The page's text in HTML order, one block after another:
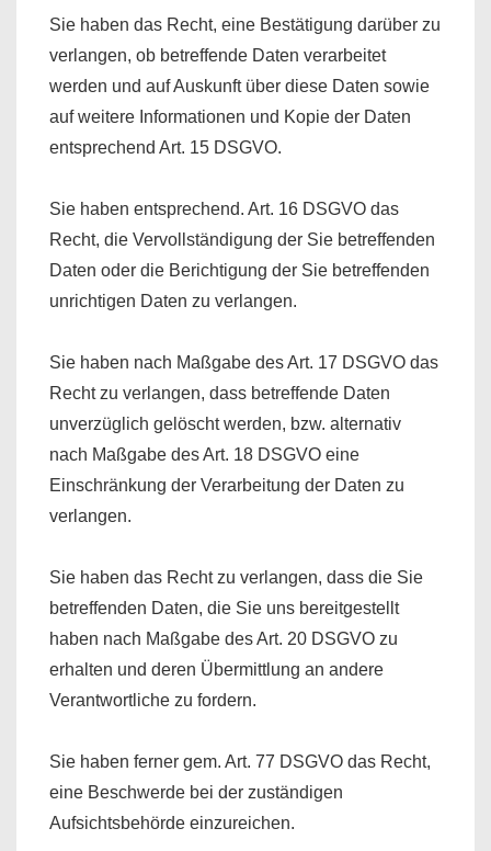
Sie haben das Recht, eine Bestätigung darüber zu
verlangen, ob betreffende Daten verarbeitet
werden und auf Auskunft über diese Daten sowie
auf weitere Informationen und Kopie der Daten
entsprechend Art. 15 DSGVO.
Sie haben entsprechend. Art. 16 DSGVO das
Recht, die Vervollständigung der Sie betreffenden
Daten oder die Berichtigung der Sie betreffenden
unrichtigen Daten zu verlangen.
Sie haben nach Maßgabe des Art. 17 DSGVO das
Recht zu verlangen, dass betreffende Daten
unverzüglich gelöscht werden, bzw. alternativ
nach Maßgabe des Art. 18 DSGVO eine
Einschränkung der Verarbeitung der Daten zu
verlangen.
Sie haben das Recht zu verlangen, dass die Sie
betreffenden Daten, die Sie uns bereitgestellt
haben nach Maßgabe des Art. 20 DSGVO zu
erhalten und deren Übermittlung an andere
Verantwortliche zu fordern.
Sie haben ferner gem. Art. 77 DSGVO das Recht,
eine Beschwerde bei der zuständigen
Aufsichtsbehörde einzureichen.